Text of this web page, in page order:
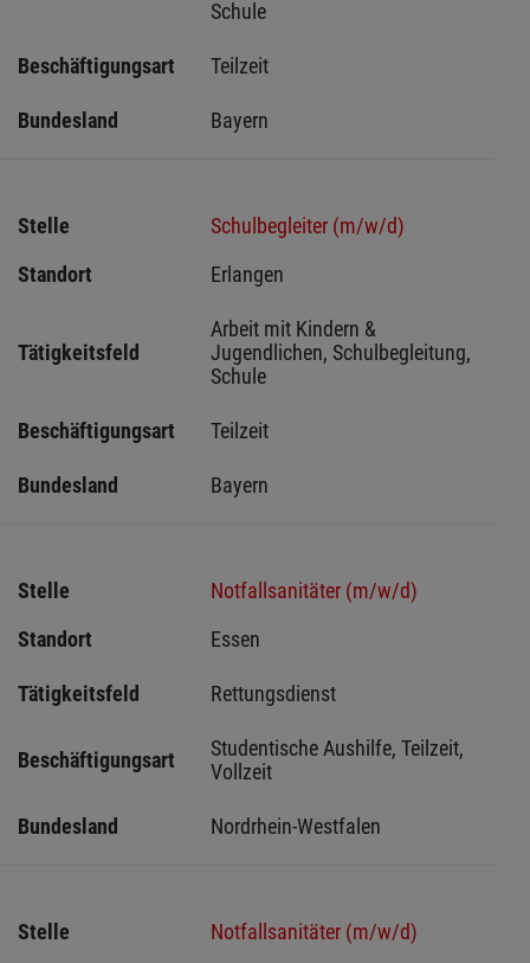
Schule
Beschäftigungsart Teilzeit
Bundesland Bayern
Stelle
Schulbegleiter (m/w/d)
Standort
Erlangen
Tätigkeitsfeld
Arbeit mit Kindern &
Jugendlichen, Schulbegleitung,
Schule
Beschäftigungsart Teilzeit
Bundesland Bayern
Stelle
Notfallsanitäter (m/w/d)
Standort
Essen
Tätigkeitsfeld Rettungsdienst
Beschäftigungsart
Studentische Aushilfe, Teilzeit,
Vollzeit
Bundesland Nordrhein-Westfalen
Stelle
Notfallsanitäter (m/w/d)